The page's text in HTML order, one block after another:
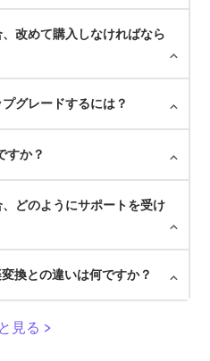
改めて購入しなければなら
グレードするには？
すか？
どのようにサポートを受け
換との違いは何ですか？
見る >